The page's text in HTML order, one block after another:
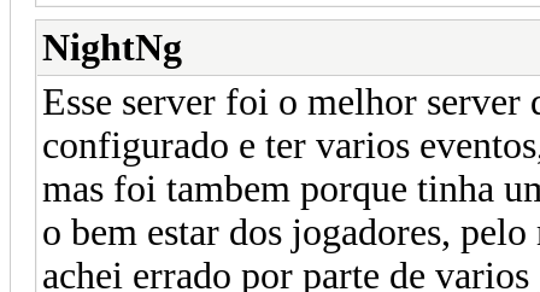
NightNg
Esse server foi o melhor server
configurado e ter varios
mas foi tambem porque tinha
o bem estar dos jogadores,
achei errado por parte de